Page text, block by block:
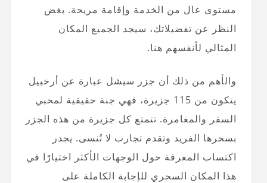
مستوى عال من الخدمة وإقامة مريحة. بغض
النظر عن تفضيلاتك، سيجد الجميع المكان
المثالي لأنفسهم هنا.
والأهم من ذلك أن جزر سيشل عبارة عن أرخبيل
يتكون من 115 جزيرة، فهي جنة حقيقية لمحبي
السفر والمغامرة. تتمتع كل جزيرة من هذه الجزر
بسحرها الفريد وتقدم تجارب لا تُنسى. يجدر
اكتساب المعرفة حول الوجهات الأكثر اختيارًا في
هذا المكان السحري للإجابة الكاملة على